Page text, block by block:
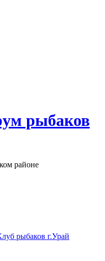
рыбаков
районе
рыбаков г.Урай